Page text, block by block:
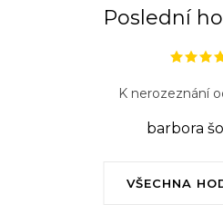
Poslední
VŠECHNA
K nerozeznání
barbora